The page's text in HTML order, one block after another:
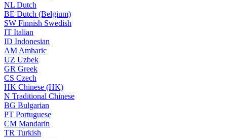
NL Dutch
BE Dutch (Belgium)
SW Finnish Swedish
IT Italian
ID Indonesian
AM Amharic
UZ Uzbek
GR Greek
CS Czech
HK Chinese (HK)
N Traditional Chinese
BG Bulgarian
PT Portuguese
CM Mandarin
TR Turkish